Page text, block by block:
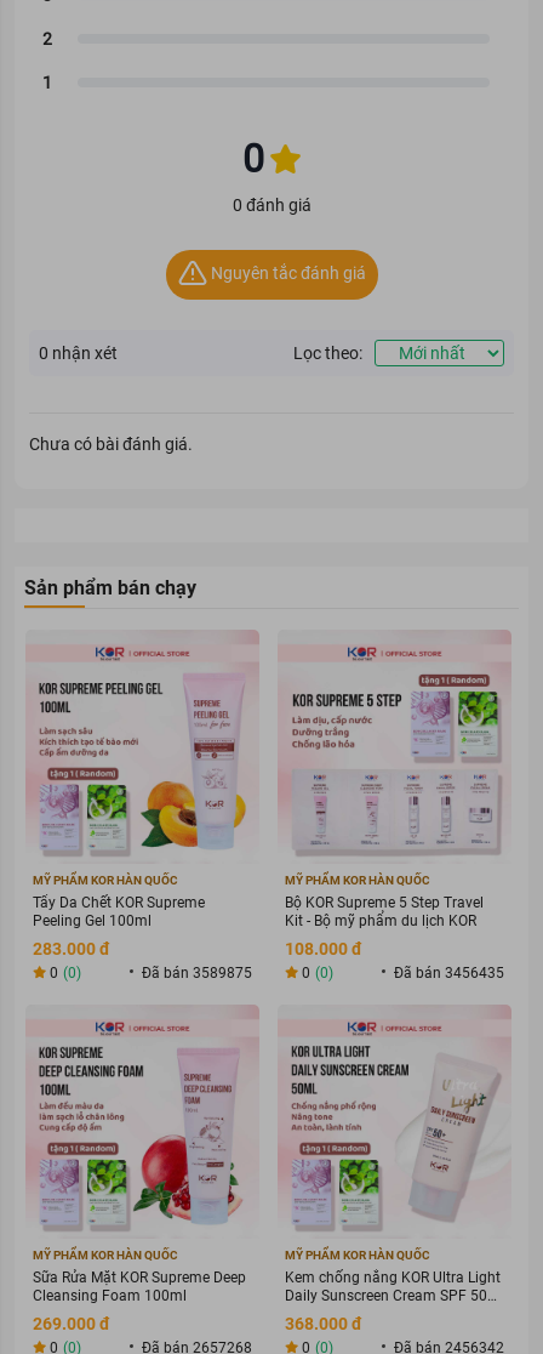
0
0 đánh giá
Nguyên tắc đánh giá
0 nhận xét Lọc theo:
Chưa có bài đánh giá.
Sản phẩm bán chạy
MỸ PHẨM KOR HÀN QUỐC
Tẩy Da Chết KOR Supreme
Peeling Gel 100ml
283.000 đ
0 (0) Đã bán 3589875
MỸ PHẨM KOR HÀN QUỐC
Bộ KOR Supreme 5 Step Travel
Kit - Bộ mỹ phẩm du lịch KOR
108.000 đ
0 (0) Đã bán 3456435
MỸ PHẨM KOR HÀN QUỐC
Sữa Rửa Mặt KOR Supreme Deep
Cleansing Foam 100ml
269.000 đ
0 (0) Đã bán 2657268
MỸ PHẨM KOR HÀN QUỐC
Kem chống nắng KOR Ultra Light
Daily Sunscreen Cream SPF 50+
PA ++++
368.000 đ
0 (0) Đã bán 2456342